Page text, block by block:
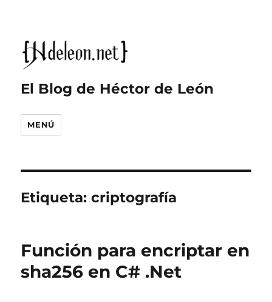
El Blog de Héctor de León
MENÚ
Etiqueta:criptografía
Función para encriptar en
sha256 en C# .Net